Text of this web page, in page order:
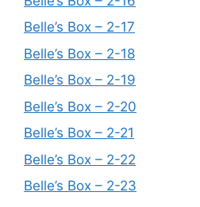
Belle’s Box – 2-17
Belle’s Box – 2-18
Belle’s Box – 2-19
Belle’s Box – 2-20
Belle’s Box – 2-21
Belle’s Box – 2-22
Belle’s Box – 2-23